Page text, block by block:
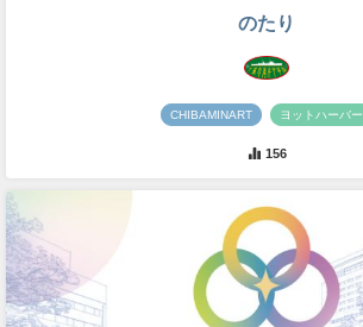
のたり
CHIBAMINART ヨットハーバー
156